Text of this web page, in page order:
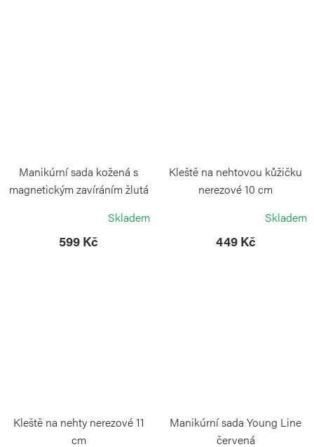
Manikúrní sada kožená s
magnetickým zavíráním žlutá
Skladem
599 Kč
Kleště na nehtovou kůžičku
nerezové 10 cm
Skladem
449 Kč
Kleště na nehty nerezové 11
cm
Manikúrní sada Young Line
červená